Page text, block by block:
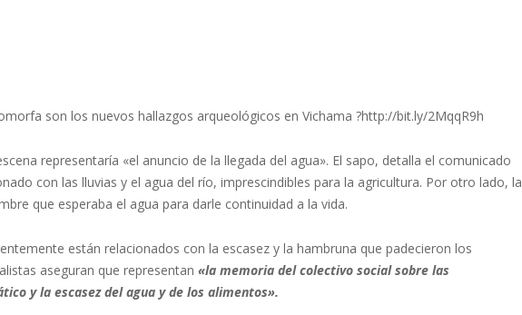
son los nuevos hallazgos arqueológicos en Vichama ?http://bit.ly/2MqqR9h
representaría «el anuncio de la llegada del agua». El sapo, detalla el comunicado
con las lluvias y el agua del río, imprescindibles para la agricultura. Por otro lado, la
que esperaba el agua para darle continuidad a la vida.
están relacionados con la escasez y la hambruna que padecieron los
aseguran que representan «la memoria del colectivo social sobre las
y la escasez del agua y de los alimentos».